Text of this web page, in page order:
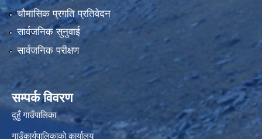
चौमासिक प्रगति प्रतिवेदन
सार्वजनिक सुनुवाई
सार्वजनिक परीक्षण
सम्पर्क विवरण
दुहुँ गाउँपालिका
गाउँकार्यपालिकाको कार्यालय